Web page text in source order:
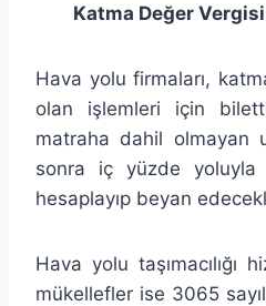
Katma Değer
Hava yolu firmaları,
olan işlemleri için
matraha dahil olmayan
sonra iç yüzde
hesaplayıp beyan
Hava yolu taşımacılığı
mükellefler ise 3065